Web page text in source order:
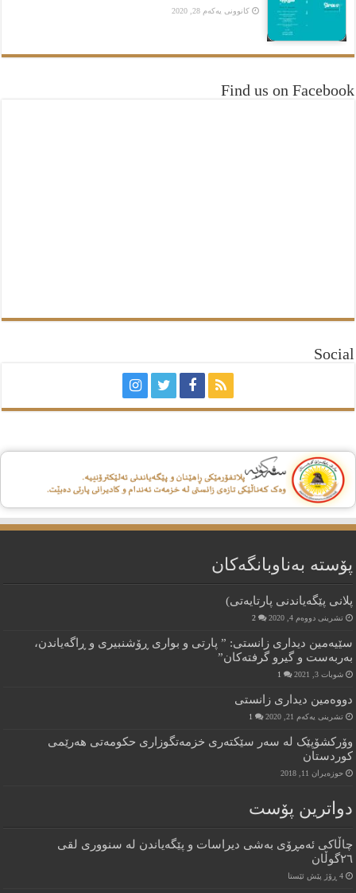
کانوونی یەکەم 28, 2020
Find us on Facebook
Social
پۆستە بەناوبانگەکان
پلانی پێگەیاندنی پارتایەتی)
تشرینی دووەم 4, 2020 2
سێیەمین دیداری زانستی: ” پارتی و بواری ڕۆشنبیری و ڕاگەیاندن،
بەربەست و گیرو گرفتەکان”
شوبات 3, 2021 1
دووەمین دیداری زانستی
تشرینی یەکەم 21, 2020 1
وۆرکشۆپێک له سەر سێکتەری خزمەتگوزاری حکومەتی هەرێمی
کوردستان
حوزه‌یران 11, 2018
دواترین پۆست
چاڵاکى ئەمڕۆى بەشى دیراسات و پێگەیاندن لە سنوورى لقى
٢٦گوڵان
4 ڕۆژ پێش ئێستا